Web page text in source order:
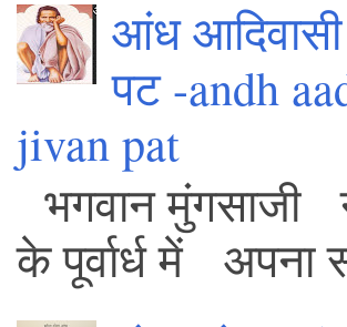
आंध
पट -andh
jivan pat
भगवान
के पूर्वार्ध में अपना